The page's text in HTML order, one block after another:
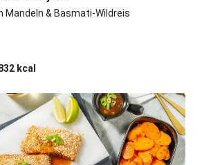
& Basmati-Wildreis
kcal